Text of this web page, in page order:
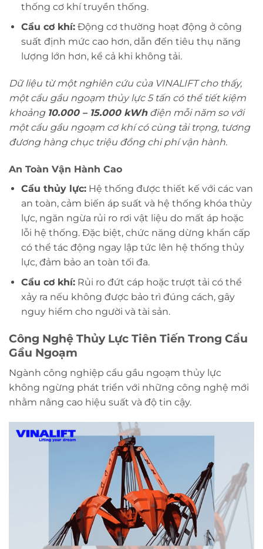
thống cơ khí truyền thống.
Cẩu cơ khí:Động cơ thường hoạt động ở công
suất định mức cao hơn, dẫn đến tiêu thụ năng
lượng lớn hơn, kể cả khi không tải.
Dữ liệu từ một nghiên cứu của VINALIFT cho thấy,
một cẩu gầu ngoạm thủy lực 5 tấn có thể tiết kiệm
khoảng 10.000 – 15.000 kWhđiện mỗi năm so với
một cẩu gầu ngoạm cơ khí có cùng tải trọng, tương
đương hàng chục triệu đồng chi phí vận hành.
An Toàn Vận Hành Cao
Cẩu thủy lực:Hệ thống được thiết kế với các van
an toàn, cảm biến áp suất và hệ thống khóa thủy
lực, ngăn ngừa rủi ro rơi vật liệu do mất áp hoặc
lỗi hệ thống. Đặc biệt, chức năng dừng khẩn cấp
có thể tác động ngay lập tức lên hệ thống thủy
lực, đảm bảo an toàn tối đa.
Cẩu cơ khí:Rủi ro đứt cáp hoặc trượt tải có thể
xảy ra nếu không được bảo trì đúng cách, gây
nguy hiểm cho người và tài sản.
Công Nghệ Thủy Lực Tiên Tiến Trong Cẩu
Gầu Ngoạm
Ngành công nghiệp cẩu gầu ngoạm thủy lực
không ngừng phát triển với những công nghệ mới
nhằm nâng cao hiệu suất và độ tin cậy.